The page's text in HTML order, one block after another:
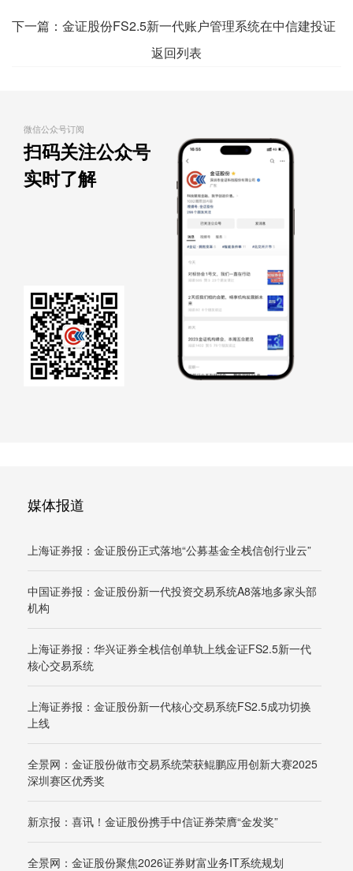
创新把握市场机遇
下一篇： 金证股份FS2.5新一代账户管理系统在中信建投证
返回列表
微信公众号订阅
扫码关注公众号
实时了解
媒体报道
上海证券报：金证股份正式落地“公募基金全栈信创行业云”
中国证券报：金证股份新一代投资交易系统A8落地多家头部
机构
上海证券报：华兴证券全栈信创单轨上线金证FS2.5新一代
核心交易系统
上海证券报：金证股份新一代核心交易系统FS2.5成功切换
上线
全景网：金证股份做市交易系统荣获鲲鹏应用创新大赛2025
深圳赛区优秀奖
新京报：喜讯！金证股份携手中信证券荣膺“金发奖”
全景网：金证股份聚焦2026证券财富业务IT系统规划